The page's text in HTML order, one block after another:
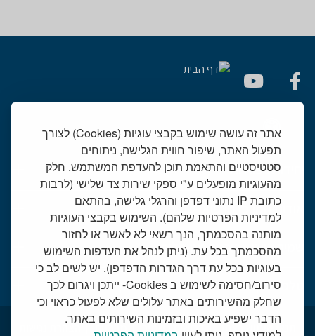
אתר זה עושה שימוש בקבצי עוגיות (Cookies) לצורך
תפעול האתר, שיפור חווית הגלישה, ניתוחים
סטטיסטיים והתאמת תוכן להעדפת המשתמש. חלק
מהעוגיות מופעלים ע"י ספקי שירות צד שלישי (לרבות
כתובת IP נתוני דפדפן והרגלי גלישה, בהתאם
למדיניות הפרטיות שלהם). השימוש בקבצי העוגיות
מותנה בהסכמתך, הנך רשאי לא לאשר או לחזור
מהסכמתך בכל עת. (ניתן לנהל את העדפות השימוש
בעוגיות בכל עת דרך הגדרות הדפדפן). יש לשים לב כי
סירוב/חסימה לשימוש ב Cookies- ייתכן ויגרום לכך
שחלק מהשירותים באתר עלולים שלא לפעול כראוי וכי
הדבר ישפיע באיכות ובזמינות השירותים באתר.
יחידות רפואיות
אודות המרכז הרפואי שמיר
שמיר אישי - פורטל מטופלים
טלמדיסין - שירות וידאו למרפאות חוץ
תנאי שימוש באתר דרושים בשמיר